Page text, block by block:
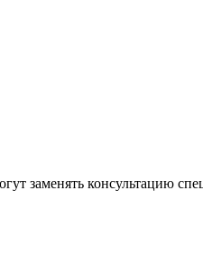
заменять консультацию